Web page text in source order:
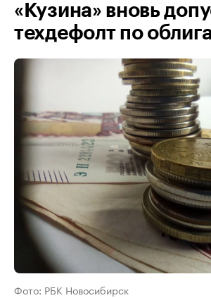
«Кузина» вновь
техдефолт по
Фото: РБК Новосибирск